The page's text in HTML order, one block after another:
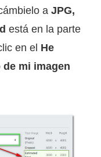
a JPG,
está en la parte
en el He
mi imagen